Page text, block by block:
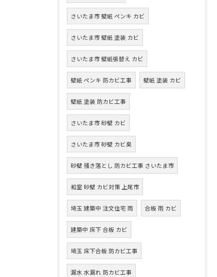
さいたま市 壁紙 ペンキ カビ
さいたま市 壁紙 塗装 カビ
さいたま市 壁紙張替え カビ
壁紙 ペンキ 防カビ工事 壁紙 塗装 カビ
壁紙 塗装 防カビ工事
さいたま市 砂壁 カビ
さいたま市 砂壁 カビ臭
砂壁 掻き落とし 防カビ工事 さいたま市
和室 砂壁 カビ対策 上尾市
埼玉 建築中 注文住宅 雨 合板 雨 カビ
建築中 床下 合板 カビ
埼玉 床下合板 防カビ工事
漏水 水漏れ 防カビ工事